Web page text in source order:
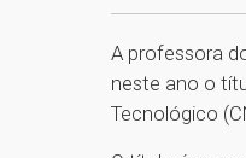
A professora
neste ano o
Tecnológico